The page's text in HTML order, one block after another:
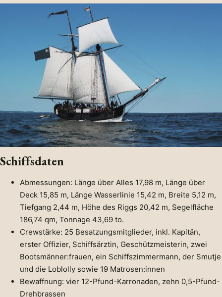
Schiffsdaten
Abmessungen: Länge über Alles 17,98 m, Länge über
Deck 15,85 m, Länge Wasserlinie 15,42 m, Breite 5,12 m,
Tiefgang 2,44 m, Höhe des Riggs 20,42 m, Segelfläche
186,74 qm, Tonnage 43,69 to.
Crewstärke: 25 Besatzungsmitglieder, inkl. Kapitän,
erster Offizier, Schiffsärztin, Geschützmeisterin, zwei
Bootsmänner:frauen, ein Schiffszimmermann, der Smutje
und die Loblolly sowie 19 Matrosen:innen
Bewaffnung: vier 12-Pfund-Karronaden, zehn 0,5-Pfund-
Drehbrassen